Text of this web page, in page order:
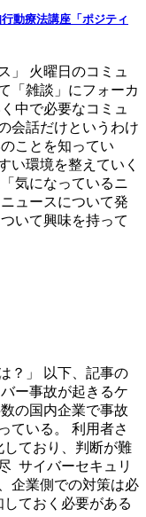
動療法講座「ポジティ
」 火曜日のコミュ
「雑談」にフォーカ
中で必要なコミュ
会話だけというわけ
ことを知ってい
い環境を整えていく
気になっているニ
ュースについて発
いて興味を持って
？」 以下、記事の
ー事故が起きるケ
の国内企業で事故
ている。 利用者さ
ており、判断が難
サイバーセキュリ
企業側での対策は必
ておく必要がある